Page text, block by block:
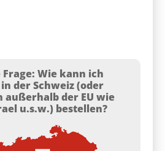
Frage: Wie kann ich
der Schweiz (oder
außerhalb der EU wie
u.s.w.) bestellen?